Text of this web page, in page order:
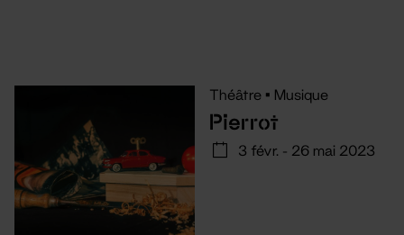
Théâtre • Musique
Pierrot
3 févr. - 26 mai 2023